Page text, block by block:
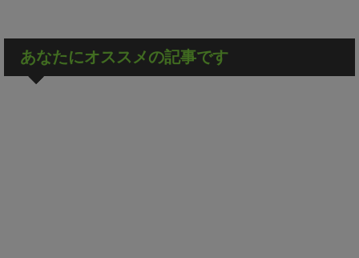
あなたにオススメの記事です